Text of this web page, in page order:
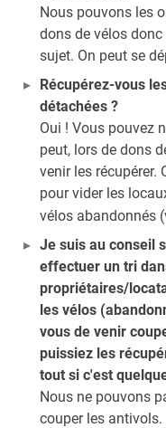
Nous pouvons les
dons de vélos
sujet. On peut se
Récupérez-vous
détachées ?
Oui ! Vous pouvez
peut, lors de dons
venir les
pour vider les
vélos abandonnés
Je suis au conseil
effectuer un tri
propriétaires/
les vélos
vous de venir
puissiez les
tout si c'est
Nous ne pouvons
couper les